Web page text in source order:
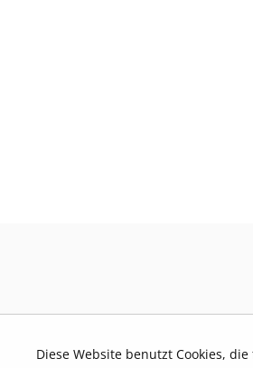
Diese Website benutzt Cookies,